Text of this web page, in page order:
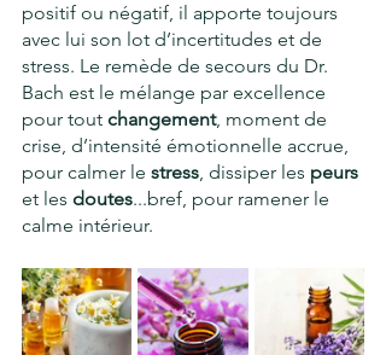
positif ou négatif, il apporte toujours
avec lui son lot d’incertitudes et de
stress. Le remède de secours du Dr.
Bach est le mélange par excellence
pour tout changement, moment de
crise, d’intensité émotionnelle accrue,
pour calmer le stress, dissiper les peurs
et les doutes...bref, pour ramener le
calme intérieur.